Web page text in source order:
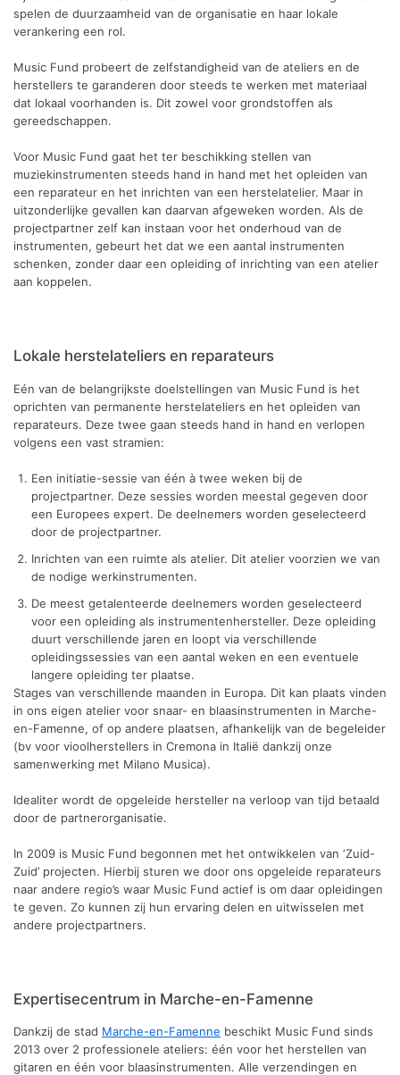
spelen de duurzaamheid van de organisatie en haar lokale
verankering een rol.
Music Fund probeert de zelfstandigheid van de ateliers en de
herstellers te garanderen door steeds te werken met materiaal
dat lokaal voorhanden is. Dit zowel voor grondstoffen als
gereedschappen.
Voor Music Fund gaat het ter beschikking stellen van
muziekinstrumenten steeds hand in hand met het opleiden van
een reparateur en het inrichten van een herstelatelier. Maar in
uitzonderlijke gevallen kan daarvan afgeweken worden. Als de
projectpartner zelf kan instaan voor het onderhoud van de
instrumenten, gebeurt het dat we een aantal instrumenten
schenken, zonder daar een opleiding of inrichting van een atelier
aan koppelen.
Lokale herstelateliers en reparateurs
Eén van de belangrijkste doelstellingen van Music Fund is het
oprichten van permanente herstelateliers en het opleiden van
reparateurs. Deze twee gaan steeds hand in hand en verlopen
volgens een vast stramien:
Een initiatie-sessie van één à twee weken bij de
projectpartner. Deze sessies worden meestal gegeven door
een Europees expert. De deelnemers worden geselecteerd
door de projectpartner.
Inrichten van een ruimte als atelier. Dit atelier voorzien we van
de nodige werkinstrumenten.
De meest getalenteerde deelnemers worden geselecteerd
voor een opleiding als instrumentenhersteller. Deze opleiding
duurt verschillende jaren en loopt via verschillende
opleidingssessies van een aantal weken en een eventuele
langere opleiding ter plaatse.
Stages van verschillende maanden in Europa. Dit kan plaats vinden
in ons eigen atelier voor snaar- en blaasinstrumenten in Marche-
en-Famenne, of op andere plaatsen, afhankelijk van de begeleider
(bv voor vioolherstellers in Cremona in Italië dankzij onze
samenwerking met Milano Musica).
Idealiter wordt de opgeleide hersteller na verloop van tijd betaald
door de partnerorganisatie.
In 2009 is Music Fund begonnen met het ontwikkelen van ‘Zuid-
Zuid’ projecten. Hierbij sturen we door ons opgeleide reparateurs
naar andere regio’s waar Music Fund actief is om daar opleidingen
te geven. Zo kunnen zij hun ervaring delen en uitwisselen met
andere projectpartners.
Expertisecentrum in Marche-en-Famenne
Dankzij de stad Marche-en-Famenne beschikt Music Fund sinds
2013 over 2 professionele ateliers: één voor het herstellen van
gitaren en één voor blaasinstrumenten. Alle verzendingen en